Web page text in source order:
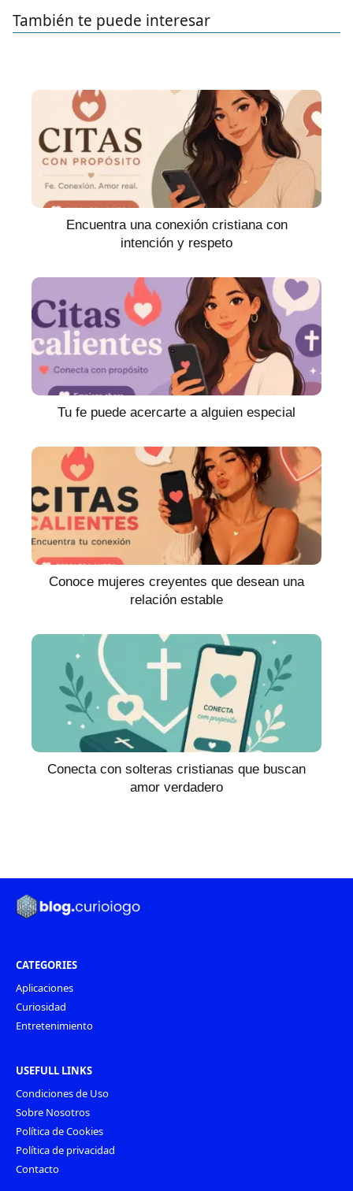
También te puede interesar
Encuentra una conexión cristiana con
intención y respeto
Tu fe puede acercarte a alguien especial
Conoce mujeres creyentes que desean una
relación estable
Conecta con solteras cristianas que buscan
amor verdadero
CATEGORIES
Aplicaciones
Curiosidad
Entretenimiento
USEFULL LINKS
Condiciones de Uso
Sobre Nosotros
Política de Cookies
Política de privacidad
Contacto